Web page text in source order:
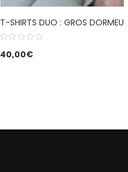
T-SHIRTS DUO : GROS
40,00€